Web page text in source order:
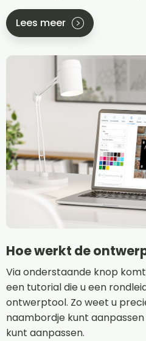
Lees meer
Hoe werkt de
Via onderstaande knop
een tutorial die u een
ontwerptool. Zo weet u
naambordje kunt
kunt aanpassen.